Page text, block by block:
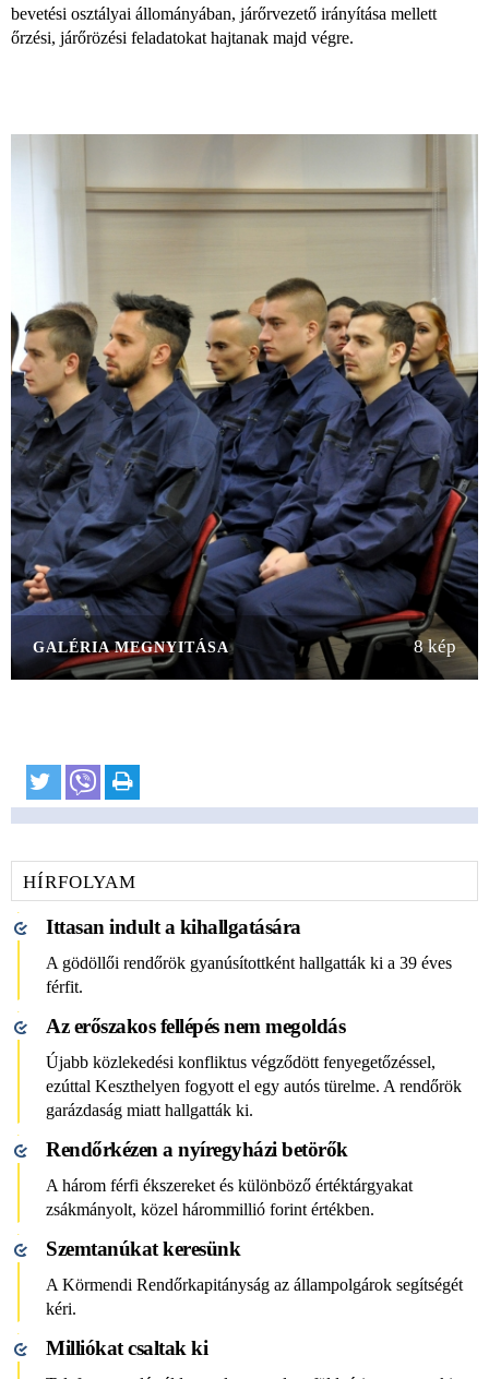
bevetési osztályai állományában, járőrvezető irányítása mellett
őrzési, járőrözési feladatokat hajtanak majd végre.
8 kép
GALÉRIA MEGNYITÁSA
HÍRFOLYAM
Ittasan indult a kihallgatására
A gödöllői rendőrök gyanúsítottként hallgatták ki a 39 éves
férfit.
Az erőszakos fellépés nem megoldás
Újabb közlekedési konfliktus végződött fenyegetőzéssel,
ezúttal Keszthelyen fogyott el egy autós türelme. A rendőrök
garázdaság miatt hallgatták ki.
Rendőrkézen a nyíregyházi betörők
A három férfi ékszereket és különböző értéktárgyakat
zsákmányolt, közel hárommillió forint értékben.
Szemtanúkat keresünk
A Körmendi Rendőrkapitányság az állampolgárok segítségét
kéri.
Milliókat csaltak ki